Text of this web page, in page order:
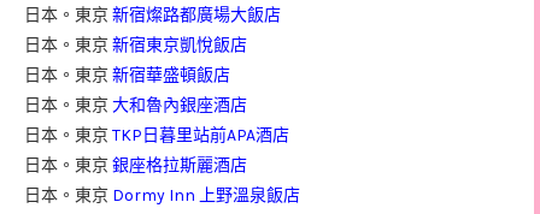
日本。東京新宿燦路都廣場大飯店
日本。東京新宿東京凱悅飯店
日本。東京新宿華盛頓飯店
日本。東京大和魯內銀座酒店
日本。東京TKP日暮里站前APA酒店
日本。東京銀座格拉斯麗酒店
日本。東京 Dormy Inn 上野溫泉飯店